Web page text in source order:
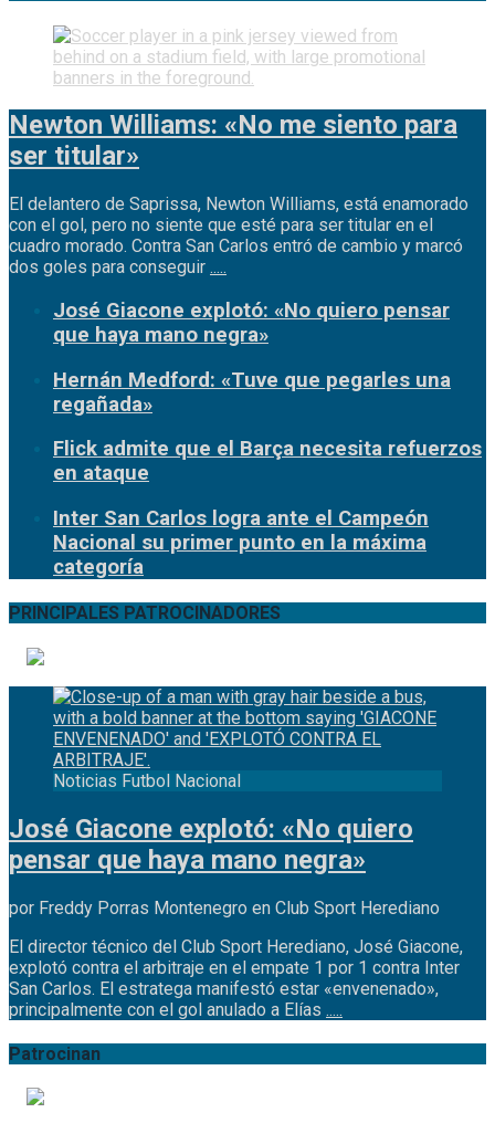
Newton Williams: «No me siento para
ser titular»
El delantero de Saprissa, Newton Williams, está enamorado
con el gol, pero no siente que esté para ser titular en el
cuadro morado. Contra San Carlos entró de cambio y marcó
dos goles para conseguir .....
José Giacone explotó: «No quiero pensar
que haya mano negra»
Hernán Medford: «Tuve que pegarles una
regañada»
Flick admite que el Barça necesita refuerzos
en ataque
Inter San Carlos logra ante el Campeón
Nacional su primer punto en la máxima
categoría
PRINCIPALES PATROCINADORES
Noticias Futbol Nacional
José Giacone explotó: «No quiero
pensar que haya mano negra»
por Freddy Porras Montenegro en Club Sport Herediano
El director técnico del Club Sport Herediano, José Giacone,
explotó contra el arbitraje en el empate 1 por 1 contra Inter
San Carlos. El estratega manifestó estar «envenenado»,
principalmente con el gol anulado a Elías .....
Patrocinan